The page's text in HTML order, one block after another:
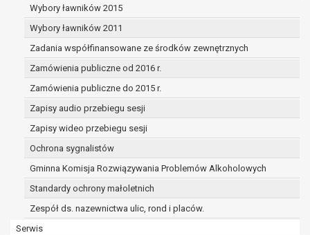
Wybory ławników 2015
Wybory ławników 2011
Zadania współfinansowane ze środków zewnętrznych
Zamówienia publiczne od 2016 r.
Zamówienia publiczne do 2015 r.
Zapisy audio przebiegu sesji
Zapisy wideo przebiegu sesji
Ochrona sygnalistów
Gminna Komisja Rozwiązywania Problemów Alkoholowych
Standardy ochrony małoletnich
Zespół ds. nazewnictwa ulic, rond i placów.
Serwis
celu wywiązania się z obowiązku
prawo do żądania ograniczenia
przetwarzania danych osobowych na
podstawie art. 18 RODO, w przypadku gdy:
osoba, której dane dotyczą
kwestionuje prawidłowość danych
osobowych – na okres pozwalający
administratorowi sprawdzić
przetwarzanie danych jest niezgodne
z prawem, a osoba, której dane
dotyczą, sprzeciwia się usunięciu
danych, żądając w zamian ich
ograniczenia,